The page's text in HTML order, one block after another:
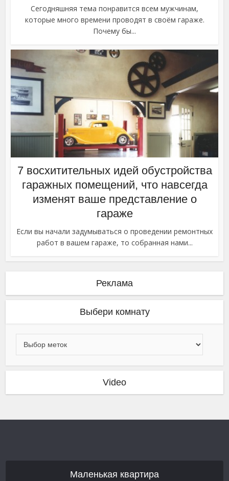
Сегодняшняя тема понравится всем мужчинам,
которые много времени проводят в своём гараже.
Почему бы...
7 восхитительных идей обустройства
гаражных помещений, что навсегда
изменят ваше представление о
гараже
Если вы начали задумываться о проведении ремонтных
работ в вашем гараже, то собранная нами...
Реклама
Выбери комнату
Video
Маленькая квартира